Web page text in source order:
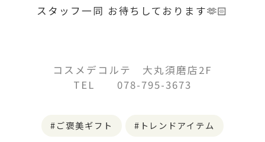
スタッフ一同 お待ちしております🫶🏻
コスメデコルテ 大丸須磨店2F
TEL 078-795-3673
ご褒美ギフト トレンドアイテム